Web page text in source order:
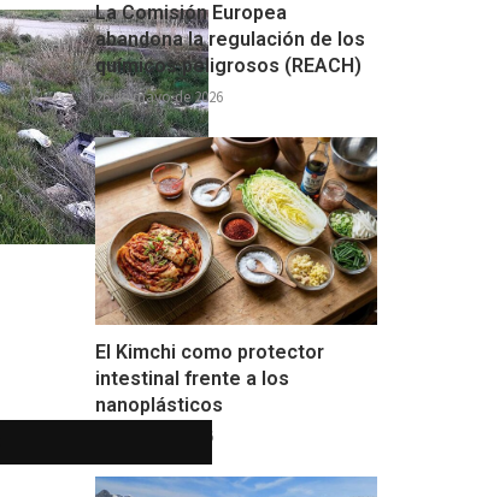
La Comisión Europea
abandona la regulación de los
químicos peligrosos (REACH)
26 de mayo de 2026
El Kimchi como protector
intestinal frente a los
nanoplásticos
18 de abril de 2026